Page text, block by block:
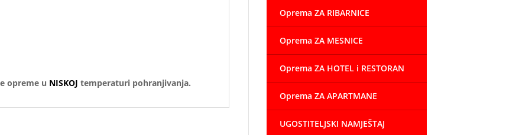
opreme u NISKOJ temperaturi pohranjivanja.
Oprema ZA RIBARNICE
Oprema ZA MESNICE
Oprema ZA HOTEL i RESTORAN
Oprema ZA APARTMANE
UGOSTITELJSKI NAMJEŠTAJ